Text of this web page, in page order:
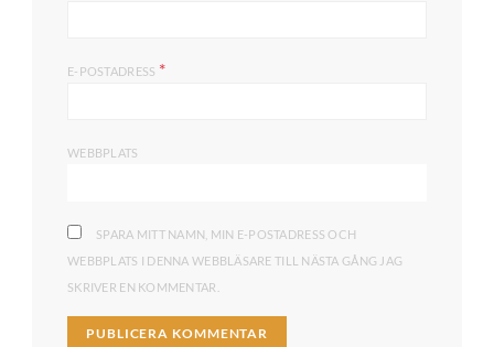
E-POSTADRESS *
WEBBPLATS
SPARA MITT NAMN, MIN E-POSTADRESS OCH
WEBBPLATS I DENNA WEBBLÄSARE TILL NÄSTA GÅNG JAG
SKRIVER EN KOMMENTAR.